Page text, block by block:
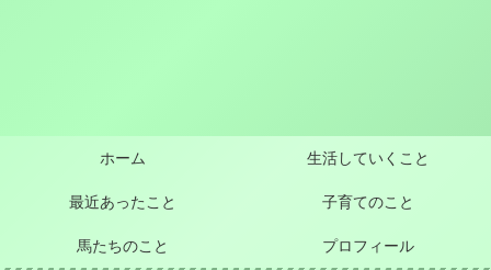
ホーム 生活していくこと
最近あったこと 子育てのこと
馬たちのこと プロフィール